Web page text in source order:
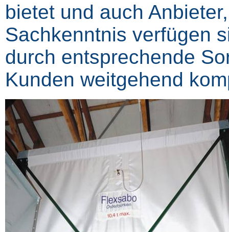
bietet und auch
Sachkenntnis verfügen
durch entsprechende
Kunden weitgehend